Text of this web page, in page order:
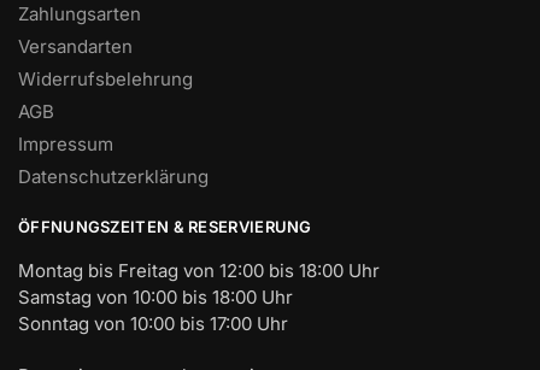
Zahlungsarten
Versandarten
Widerrufsbelehrung
AGB
Impressum
Datenschutzerklärung
ÖFFNUNGSZEITEN & RESERVIERUNG
Montag bis Freitag von 12:00 bis 18:00 Uhr
Samstag von 10:00 bis 18:00 Uhr
Sonntag von 10:00 bis 17:00 Uhr